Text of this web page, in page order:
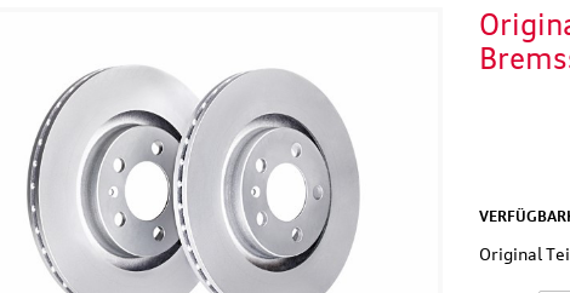
Original